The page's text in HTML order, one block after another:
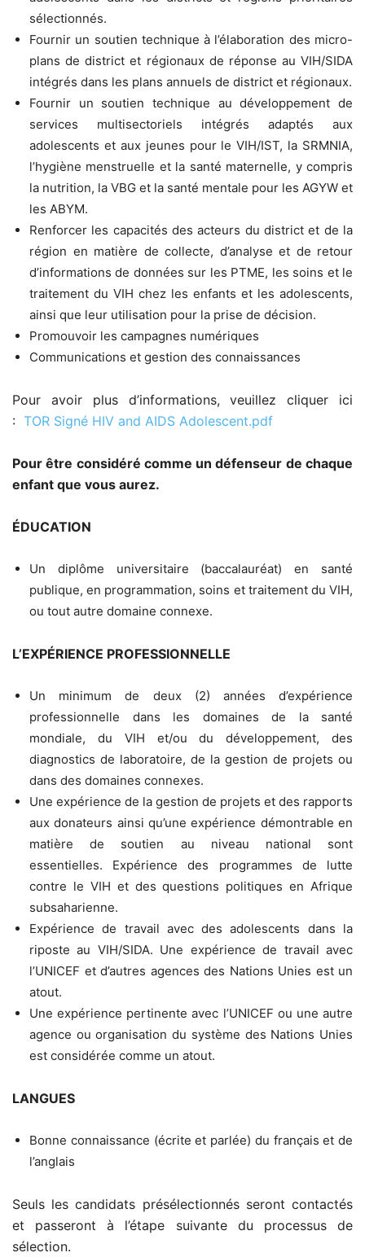
sélectionnés.
Fournir un soutien technique à l’élaboration des micro-
plans de district et régionaux de réponse au VIH/SIDA
intégrés dans les plans annuels de district et régionaux.
Fournir un soutien technique au développement de
services multisectoriels intégrés adaptés aux
adolescents et aux jeunes pour le VIH/IST, la SRMNIA,
l’hygiène menstruelle et la santé maternelle, y compris
la nutrition, la VBG et la santé mentale pour les AGYW et
les ABYM.
Renforcer les capacités des acteurs du district et de la
région en matière de collecte, d’analyse et de retour
d’informations de données sur les PTME, les soins et le
traitement du VIH chez les enfants et les adolescents,
ainsi que leur utilisation pour la prise de décision.
Promouvoir les campagnes numériques
Communications et gestion des connaissances
Pour avoir plus d’informations, veuillez cliquer ici
: TOR Signé HIV and AIDS Adolescent.pdf
Pour être considéré comme un défenseur de chaque
enfant que vous aurez.
ÉDUCATION
Un diplôme universitaire (baccalauréat) en santé
publique, en programmation, soins et traitement du VIH,
ou tout autre domaine connexe.
L’EXPÉRIENCE PROFESSIONNELLE
Un minimum de deux (2) années d’expérience
professionnelle dans les domaines de la santé
mondiale, du VIH et/ou du développement, des
diagnostics de laboratoire, de la gestion de projets ou
dans des domaines connexes.
Une expérience de la gestion de projets et des rapports
aux donateurs ainsi qu’une expérience démontrable en
matière de soutien au niveau national sont
essentielles. Expérience des programmes de lutte
contre le VIH et des questions politiques en Afrique
subsaharienne.
Expérience de travail avec des adolescents dans la
riposte au VIH/SIDA. Une expérience de travail avec
l’UNICEF et d’autres agences des Nations Unies est un
atout.
Une expérience pertinente avec l’UNICEF ou une autre
agence ou organisation du système des Nations Unies
est considérée comme un atout.
LANGUES
Bonne connaissance (écrite et parlée) du français et de
l’anglais
Seuls les candidats présélectionnés seront contactés
et passeront à l’étape suivante du processus de
sélection.